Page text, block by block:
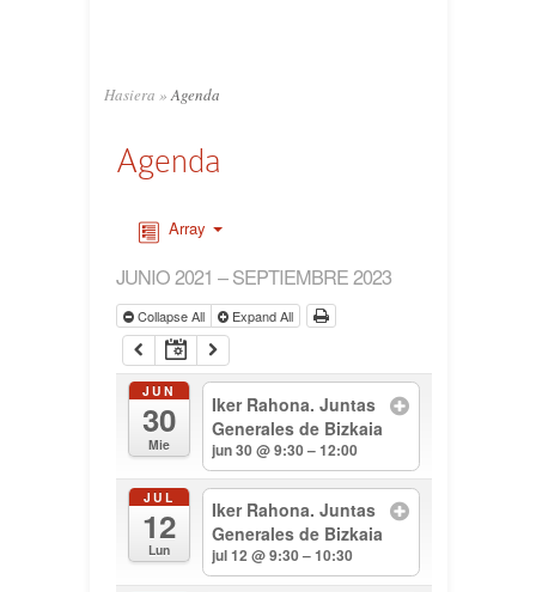
Hasiera » Agenda
Agenda
Array
JUNIO 2021 – SEPTIEMBRE 2023
Collapse All Expand All
JUN
30
Mie
Iker Rahona. Juntas
Generales de Bizkaia
jun 30 @ 9:30 – 12:00
JUL
12
Lun
Iker Rahona. Juntas
Generales de Bizkaia
jul 12 @ 9:30 – 10:30